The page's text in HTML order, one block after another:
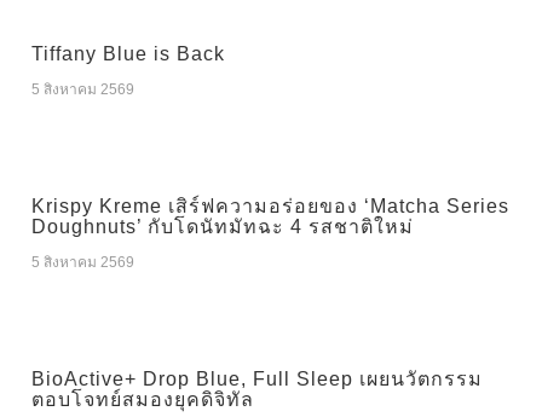
Tiffany Blue is Back
5 สิงหาคม 2569
Krispy Kreme เสิร์ฟความอร่อยของ ‘Matcha Series
Doughnuts’ กับโดนัทมัทฉะ 4 รสชาติใหม่
5 สิงหาคม 2569
BioActive+ Drop Blue, Full Sleep เผยนวัตกรรม
ตอบโจทย์สมองยุคดิจิทัล